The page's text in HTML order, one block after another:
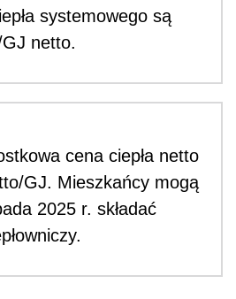
systemowego są
GJ netto.
cena ciepła netto
GJ. Mieszkańcy mogą
2025 r. składać